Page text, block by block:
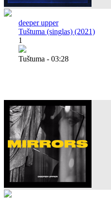
deeper upper
Tuštuma (singlas) (2021)
1
Tuštuma - 03:28